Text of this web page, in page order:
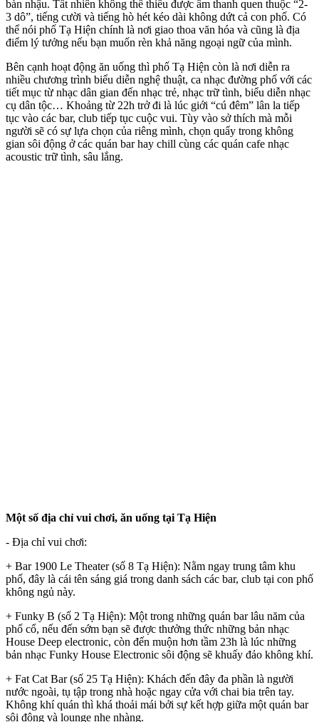
bàn nhậu. Tất nhiên không thể thiếu được âm thanh quen thuộc “2-
3 dô”, tiếng cười và tiếng hò hét kéo dài không dứt cả con phố. Có
thể nói phố Tạ Hiện chính là nơi giao thoa văn hóa và cũng là địa
điểm lý tưởng nếu bạn muốn rèn khả năng ngoại ngữ của mình.
Bên cạnh hoạt động ăn uống thì phố Tạ Hiện còn là nơi diễn ra
nhiều chương trình biểu diễn nghệ thuật, ca nhạc đường phố với các
tiết mục từ nhạc dân gian đến nhạc trẻ, nhạc trữ tình, biểu diễn nhạc
cụ dân tộc… Khoảng từ 22h trở đi là lúc giới “cú đêm” lân la tiếp
tục vào các bar, club tiếp tục cuộc vui. Tùy vào sở thích mà mỗi
người sẽ có sự lựa chọn của riêng mình, chọn quẩy trong không
gian sôi động ở các quán bar hay chill cùng các quán cafe nhạc
acoustic trữ tình, sâu lắng.
Một số địa chỉ vui chơi, ăn uống tại Tạ Hiện
- Địa chỉ vui chơi:
+ Bar 1900 Le Theater (số 8 Tạ Hiện): Nằm ngay trung tâm khu
phố, đây là cái tên sáng giá trong danh sách các bar, club tại con phố
không ngủ này.
+ Funky B (số 2 Tạ Hiện): Một trong những quán bar lâu năm của
phố cổ, nếu đến sớm bạn sẽ được thưởng thức những bản nhạc
House Deep electronic, còn đến muộn hơn tầm 23h là lúc những
bản nhạc Funky House Electronic sôi động sẽ khuấy đảo không khí.
+ Fat Cat Bar (số 25 Tạ Hiện): Khách đến đây đa phần là người
nước ngoài, tụ tập trong nhà hoặc ngay cửa với chai bia trên tay.
Không khí quán thì khá thoải mái bởi sự kết hợp giữa một quán bar
sôi động và lounge nhẹ nhàng.